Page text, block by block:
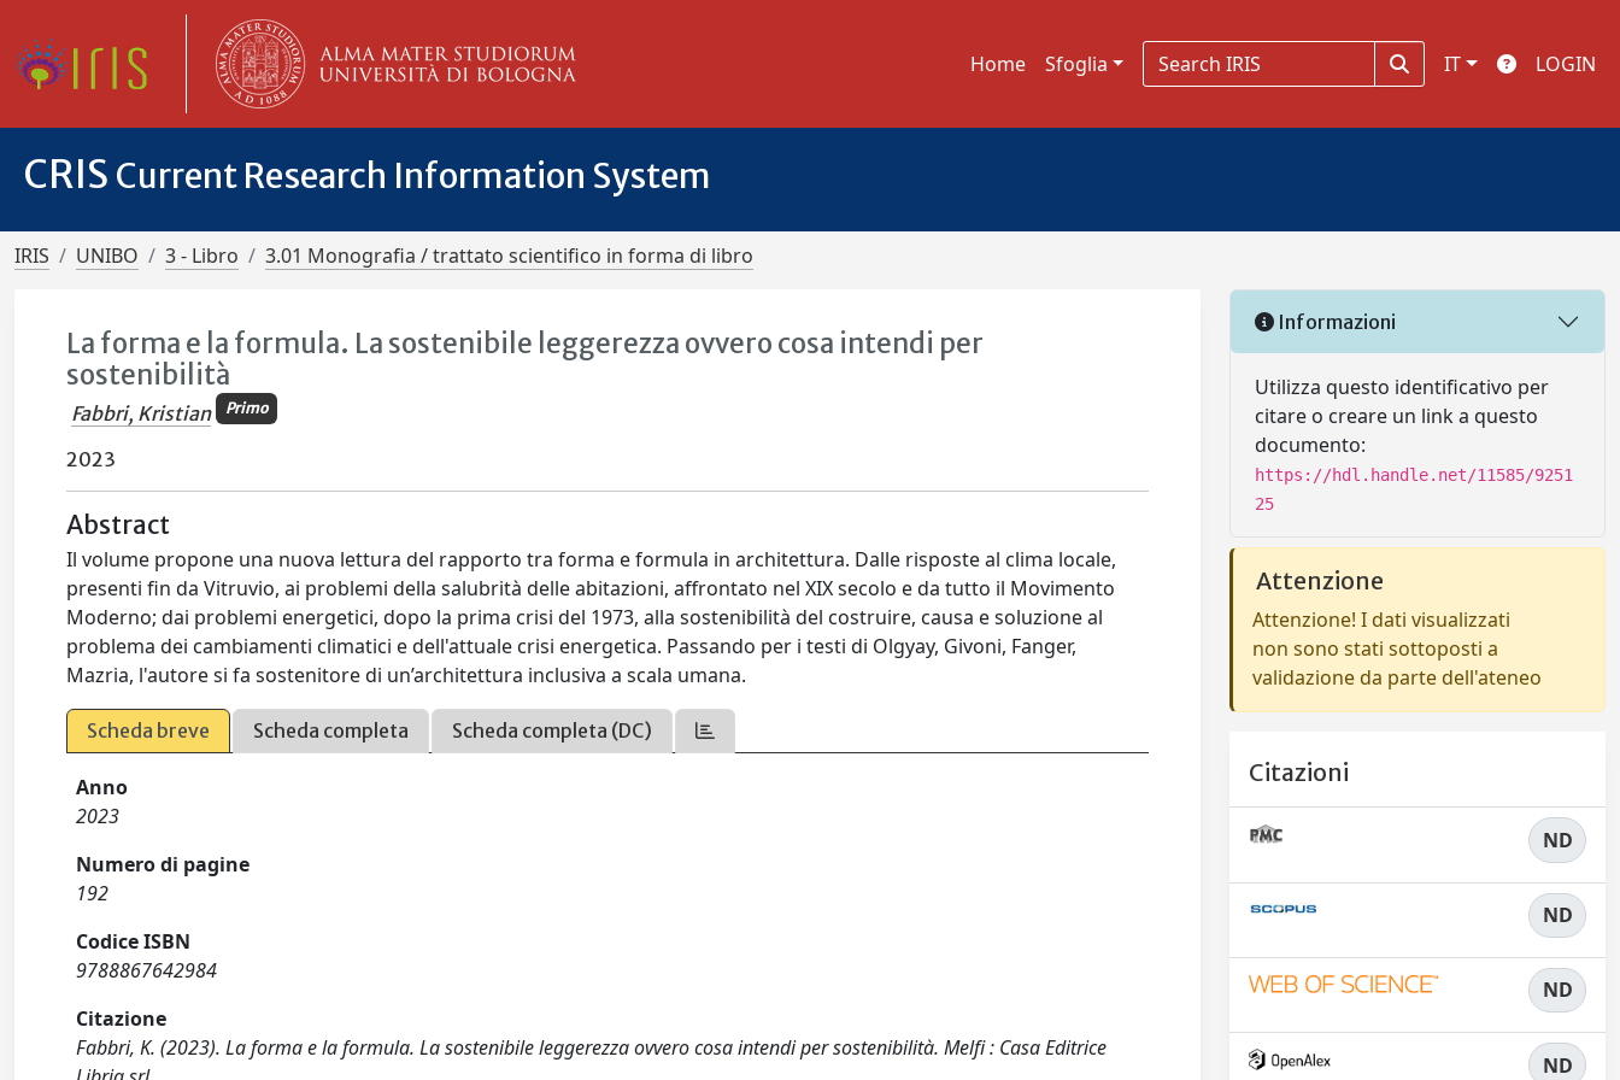
Home Sfoglia IT LOGIN
CRIS Current Research Information System
IRIS UNIBO 3 - Libro 3.01 Monografia / trattato scientifico in forma di libro
La forma e la formula. La sostenibile leggerezza ovvero cosa intendi per
sostenibilità
Fabbri, Kristian Primo
2023
Abstract
Il volume propone una nuova lettura del rapporto tra forma e formula in architettura. Dalle risposte al clima locale,
presenti fin da Vitruvio, ai problemi della salubrità delle abitazioni, affrontato nel XIX secolo e da tutto il Movimento
Moderno; dai problemi energe­tici, dopo la prima crisi del 1973, alla sostenibilità del costruire, cau­sa e soluzione al
problema dei cambiamenti climatici e dell'attuale crisi energetica. Passando per i testi di Olgyay, Givoni, Fanger,
Mazria, l'autore si fa sostenitore di un’architettura inclusiva a scala umana.
Scheda breve Scheda completa Scheda completa (DC)
Anno
2023
Numero di pagine
192
Codice ISBN
9788867642984
Citazione
Fabbri, K. (2023). La forma e la formula. La sostenibile leggerezza ovvero cosa intendi per sostenibilità. Melfi : Casa Editrice
Informazioni
Utilizza questo identificativo per
citare o creare un link a questo
documento:
https://hdl.handle.net/11585/9251
25
Attenzione
Attenzione! I dati visualizzati
non sono stati sottoposti a
validazione da parte dell'ateneo
Citazioni
ND
ND
ND
ND